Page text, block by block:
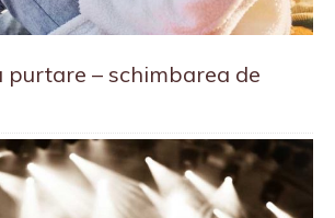
purtare – schimbarea de